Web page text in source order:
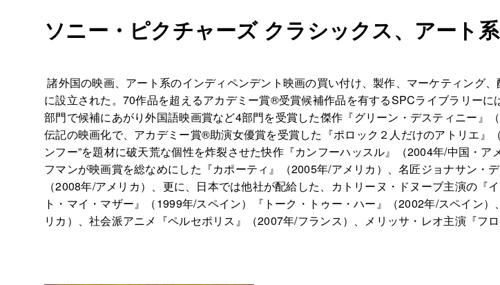
ソニー・ピクチャーズ クラシックス、アート
諸外国の映画、アート系のインディペンデント映画の買い付け、製作、マーケティング
に設立された。70作品を超えるアカデミー賞®受賞候補作品を有するSPCライブラリー
部門で候補にあがり外国語映画賞など4部門を受賞した傑作『グリーン・デスティニー
伝記の映画化で、アカデミー賞®助演女優賞を受賞した『ポロック２人だけのアトリエ
ンフー”を題材に破天荒な個性を炸裂させた快作『カンフーハッスル』（2004年/中国・
フマンが映画賞を総なめにした『カポーティ』（2005年/アメリカ）、名匠ジョナサン・
（2008年/アメリカ）、更に、日本では他社が配給した、カトリーヌ・ドヌーブ主演の
ト・マイ・マザー』（1999年/スペイン）『トーク・トゥー・ハー』（2002年/スペイン
リカ）、社会派アニメ『ペルセポリス』（2007年/フランス）、メリッサ・レオ主演『フ